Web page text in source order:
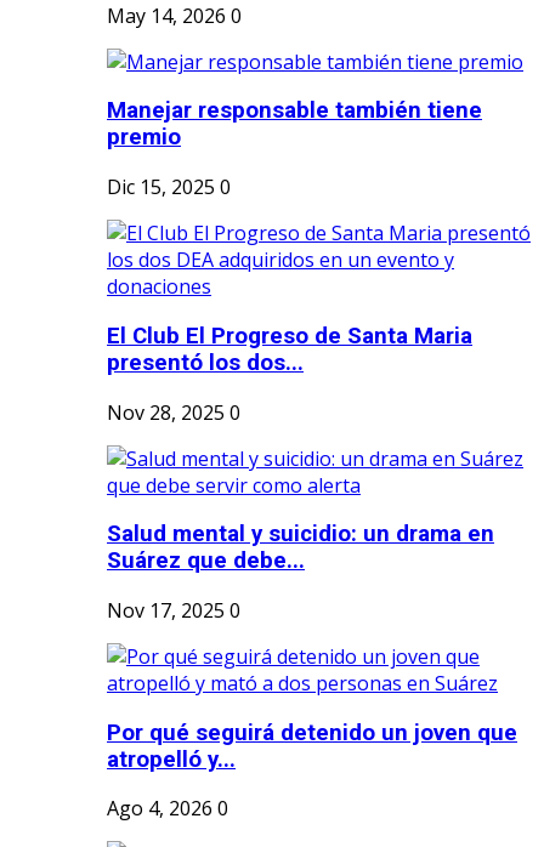
May 14, 2026 0
Manejar responsable también tiene
premio
Dic 15, 2025 0
El Club El Progreso de Santa Maria
presentó los dos...
Nov 28, 2025 0
Salud mental y suicidio: un drama en
Suárez que debe...
Nov 17, 2025 0
Por qué seguirá detenido un joven que
atropelló y...
Ago 4, 2026 0